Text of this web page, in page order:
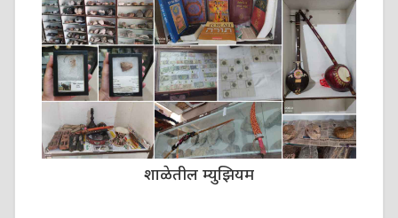
शाळेतील म्युझियम